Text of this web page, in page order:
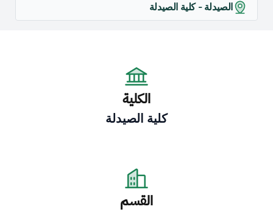
الصيدلة - كلية الصيدلة
الكلية
كلية الصيدلة
القسم